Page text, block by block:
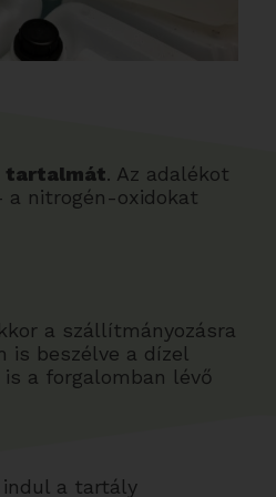
tartalmát. Az adalékot
a nitrogén-oxidokat
a szállítmányozásra
is beszélve a dízel
a forgalomban lévő
indul a tartály